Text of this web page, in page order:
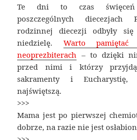
Te dni to czas święceń
poszczególnych
rodzinnej diecezji odbyły się
niedzielę. Warto
neoprezbiterach – to dzięki
przed nimi i którzy
sakramenty i
najświętszą.
>>>
Mama jest po pierwszej
dobrze, na razie nie jest